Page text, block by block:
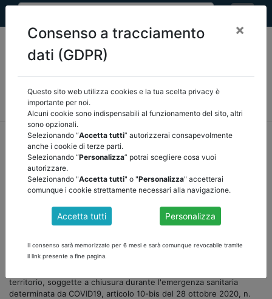
MEF FINANZA LOCALE/OSSERVATORIO
NORMATIVA
CORTE DEI CONTI E GIURISPRUDENZA
home documenti pubblici altri/torna indietro
DOCUMENTI PUBBLICI
ADE: RISPOSTA 629/2021 i contributi
straordinari Covid erogati dal Comune alle
Trattamento fiscale dei contributi economici erogati una tantum
territorio, soggette a chiusura durante l'emergenza sanitaria
determinata da COVID19, articolo 10-bis del 28 ottobre 2020, n.
Consenso a tracciamento
dati (GDPR)
×
Questo sito web utilizza cookies e la tua scelta privacy è
importante per noi.
Alcuni cookie sono indispensabili al funzionamento del sito, altri
sono opzionali.
Selezionando “Accetta tutti” autorizzerai consapevolmente
anche i cookie di terze parti.
Selezionando “Personalizza” potrai scegliere cosa vuoi
autorizzare.
Selezionando "Accetta tutti" o "Personalizza" accetterai
comunque i cookie strettamente necessari alla navigazione.
Accetta tutti Personalizza
Il consenso sarà memorizzato per 6 mesi e sarà comunque revocabile tramite
il link presente a fine pagina.